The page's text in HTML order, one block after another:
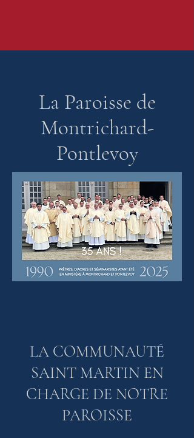
La Paroisse de
Montrichard-
Pontlevoy
LA COMMUNAUTÉ
SAINT MARTIN EN
CHARGE DE NOTRE
PAROISSE